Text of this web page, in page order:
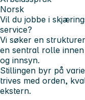
Norsk
Vil du jobbe i
service?
Vi søker en
en sentral rolle
og innsyn.
Stillingen byr på
trives med orden,
ekstern.